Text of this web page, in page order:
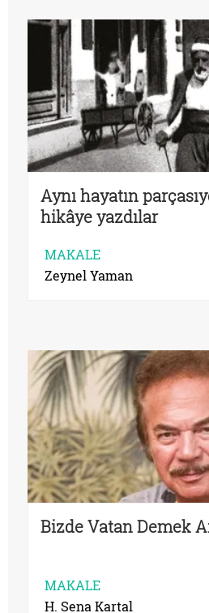
Aynı hayatın
hikâye yazdılar
MAKALE
Zeynel Yaman
Bizde Vatan Demek
MAKALE
H. Sena Kartal